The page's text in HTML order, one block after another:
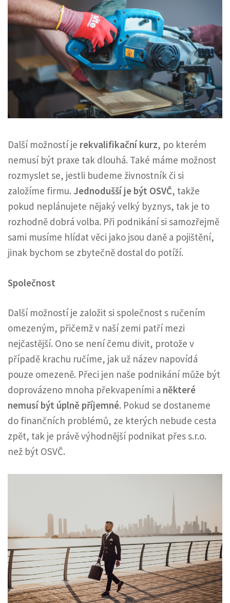
Další možností je rekvalifikační kurz, po kterém
nemusí být praxe tak dlouhá. Také máme možnost
rozmyslet se, jestli budeme živnostník či si
založíme firmu. Jednodušší je být OSVČ, takže
pokud neplánujete nějaký velký byznys, tak je to
rozhodně dobrá volba. Při podnikání si samozřejmě
sami musíme hlídat věci jako jsou daně a pojištění,
jinak bychom se zbytečně dostal do potíží.
Společnost
Další možností je založit si společnost s ručením
omezeným, přičemž v naší zemi patří mezi
nejčastější. Ono se není čemu divit, protože v
případě krachu ručíme, jak už název napovídá
pouze omezeně. Přeci jen naše podnikání může být
doprovázeno mnoha překvapeními a některé
nemusí být úplně příjemné. Pokud se dostaneme
do finančních problémů, ze kterých nebude cesta
zpět, tak je právě výhodnější podnikat přes s.r.o.
než být OSVČ.